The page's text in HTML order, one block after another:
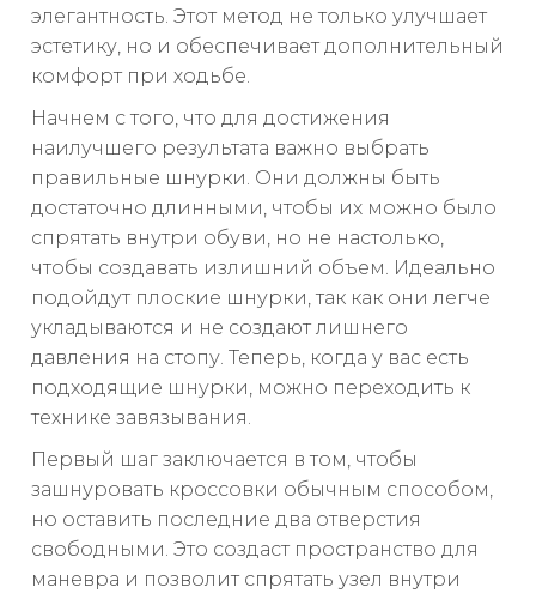
элегантность. Этот метод не только улучшает
эстетику, но и обеспечивает дополнительный
комфорт при ходьбе.
Начнем с того, что для достижения
наилучшего результата важно выбрать
правильные шнурки. Они должны быть
достаточно длинными, чтобы их можно было
спрятать внутри обуви, но не настолько,
чтобы создавать излишний объем. Идеально
подойдут плоские шнурки, так как они легче
укладываются и не создают лишнего
давления на стопу. Теперь, когда у вас есть
подходящие шнурки, можно переходить к
технике завязывания.
Первый шаг заключается в том, чтобы
зашнуровать кроссовки обычным способом,
но оставить последние два отверстия
свободными. Это создаст пространство для
маневра и позволит спрятать узел внутри